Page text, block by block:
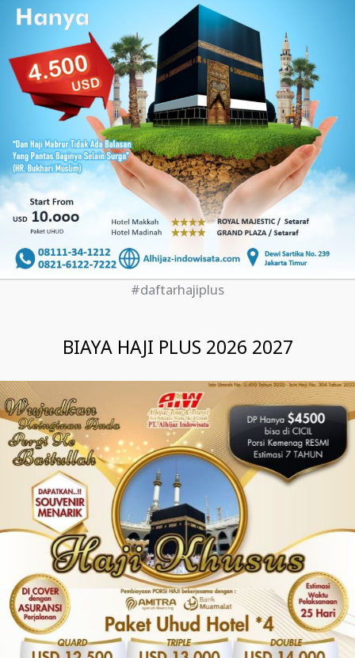
#daftarhajiplus
BIAYA HAJI PLUS 2026 2027